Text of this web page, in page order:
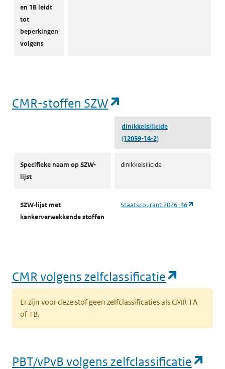
en 1B leidt
tot
beperkingen
volgens
CMR-stoffen SZW
dinikkelsilicide
(12059-14-2)
Specifieke naam op SZW-
lijst
dinikkelsilicide
SZW-lijst met
kankerverwekkende stoffen
Staatscourant 2026-46
CMR volgens zelfclassificatie
Er zijn voor deze stof geen zelfclassificaties als CMR 1A
of 1B.
PBT/vPvB volgens zelfclassificatie